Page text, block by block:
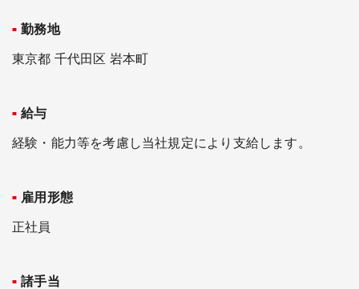
勤務地
東京都 千代田区 岩本町
給与
経験・能力等を考慮し当社規定により支給します。
雇用形態
正社員
諸手当